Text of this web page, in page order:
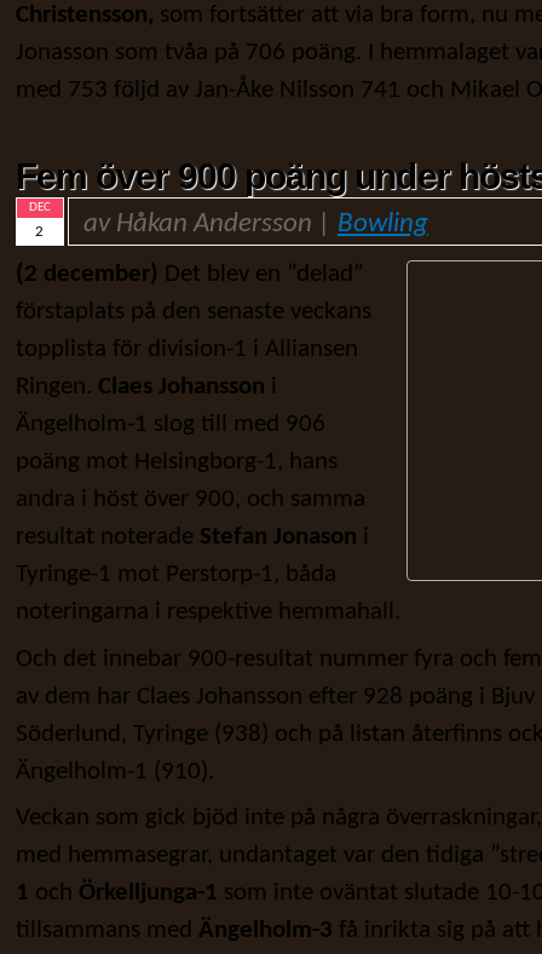
Christensson, som fortsätter att via bra form, nu
Jonasson som tvåa på 706 poäng. I hemmalaget
med 753 följd av Jan-Åke Nilsson 741 och Mikael
Fem över 900 poäng under
DEC
2 av Håkan Andersson | Bowling
(2 december) Det blev en ”delad”
förstaplats på den senaste veckans
topplista för division-1 i Alliansen
Ringen. Claes Johansson i
Ängelholm-1 slog till med 906
poäng mot Helsingborg-1, hans
andra i höst över 900, och samma
resultat noterade Stefan Jonason i
Tyringe-1 mot Perstorp-1, båda
noteringarna i respektive hemmahall.
Och det innebar 900-resultat nummer fyra och
av dem har Claes Johansson efter 928 poäng i
Söderlund, Tyringe (938) och på listan återfinns
Ängelholm-1 (910).
Veckan som gick bjöd inte på några
med hemmasegrar, undantaget var den tidiga
1 och Örkelljunga-1 som inte oväntat slutade 10-
tillsammans med Ängelholm-3 få inrikta sig på att